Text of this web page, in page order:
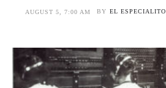
AUGUST 5, 7:00 AM BY EL ESPECIALITO